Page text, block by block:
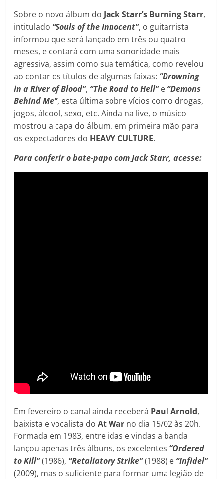
Sobre o novo álbum do Jack Starr’s Burning Starr,
intitulado “Souls of the Innocent”, o guitarrista
informou que será lançado em três ou quatro
meses, e contará com uma sonoridade mais
agressiva, assim como sua temática, como revelou
ao contar os títulos de algumas faixas: “Drowning
in a River of Blood”, “The Road to Hell”e “Demons
Behind Me”, esta última sobre vícios como drogas,
jogos, álcool, sexo, etc. Ainda na live, o músico
mostrou a capa do álbum, em primeira mão para
os expectadores do HEAVY CULTURE.
Para conferir o bate-papo com Jack Starr, acesse:
Em fevereiro o canal ainda receberá Paul Arnold,
baixista e vocalista doAt War no dia 15/02 às 20h.
Formada em 1983, entre idas e vindas a banda
lançou apenas três álbuns, os excelentes “Ordered
to Kill”(1986), “Retaliatory Strike”(1988) e “Infidel”
(2009), mas o suficiente para formar uma legião de